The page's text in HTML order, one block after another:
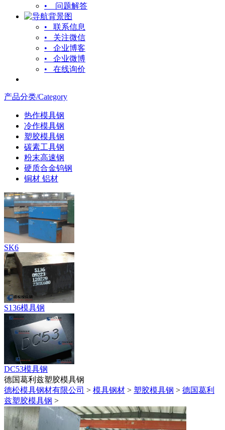
• 问题解答
• 联系信息
• 关注微信
• 企业博客
• 企业微博
• 在线询价
产品分类/Category
热作模具钢
冷作模具钢
塑胶模具钢
碳素工具钢
粉末高速钢
硬质合金钨钢
铜材 铝材
SK6
S136模具钢
DC53模具钢
德国葛利兹塑胶模具钢
德松模具钢材有限公司 > 模具钢材 > 塑胶模具钢 > 德国葛利
兹塑胶模具钢 >